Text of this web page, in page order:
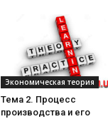
Экономическая теория
Тема 2. Процесс
производства и его